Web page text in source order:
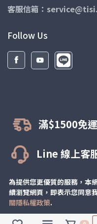
為提供您更優質的服務，本
續瀏覽網頁，即表示您同意
關隱私權政策.
客服信箱：
Follow Us
滿$1500免運
Line 線上客
© All rights